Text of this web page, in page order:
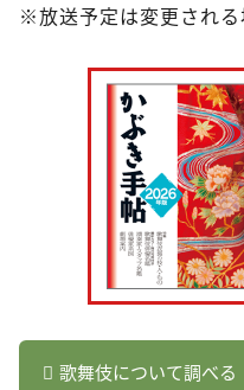
※放送予定は変更され
歌舞伎について調べる